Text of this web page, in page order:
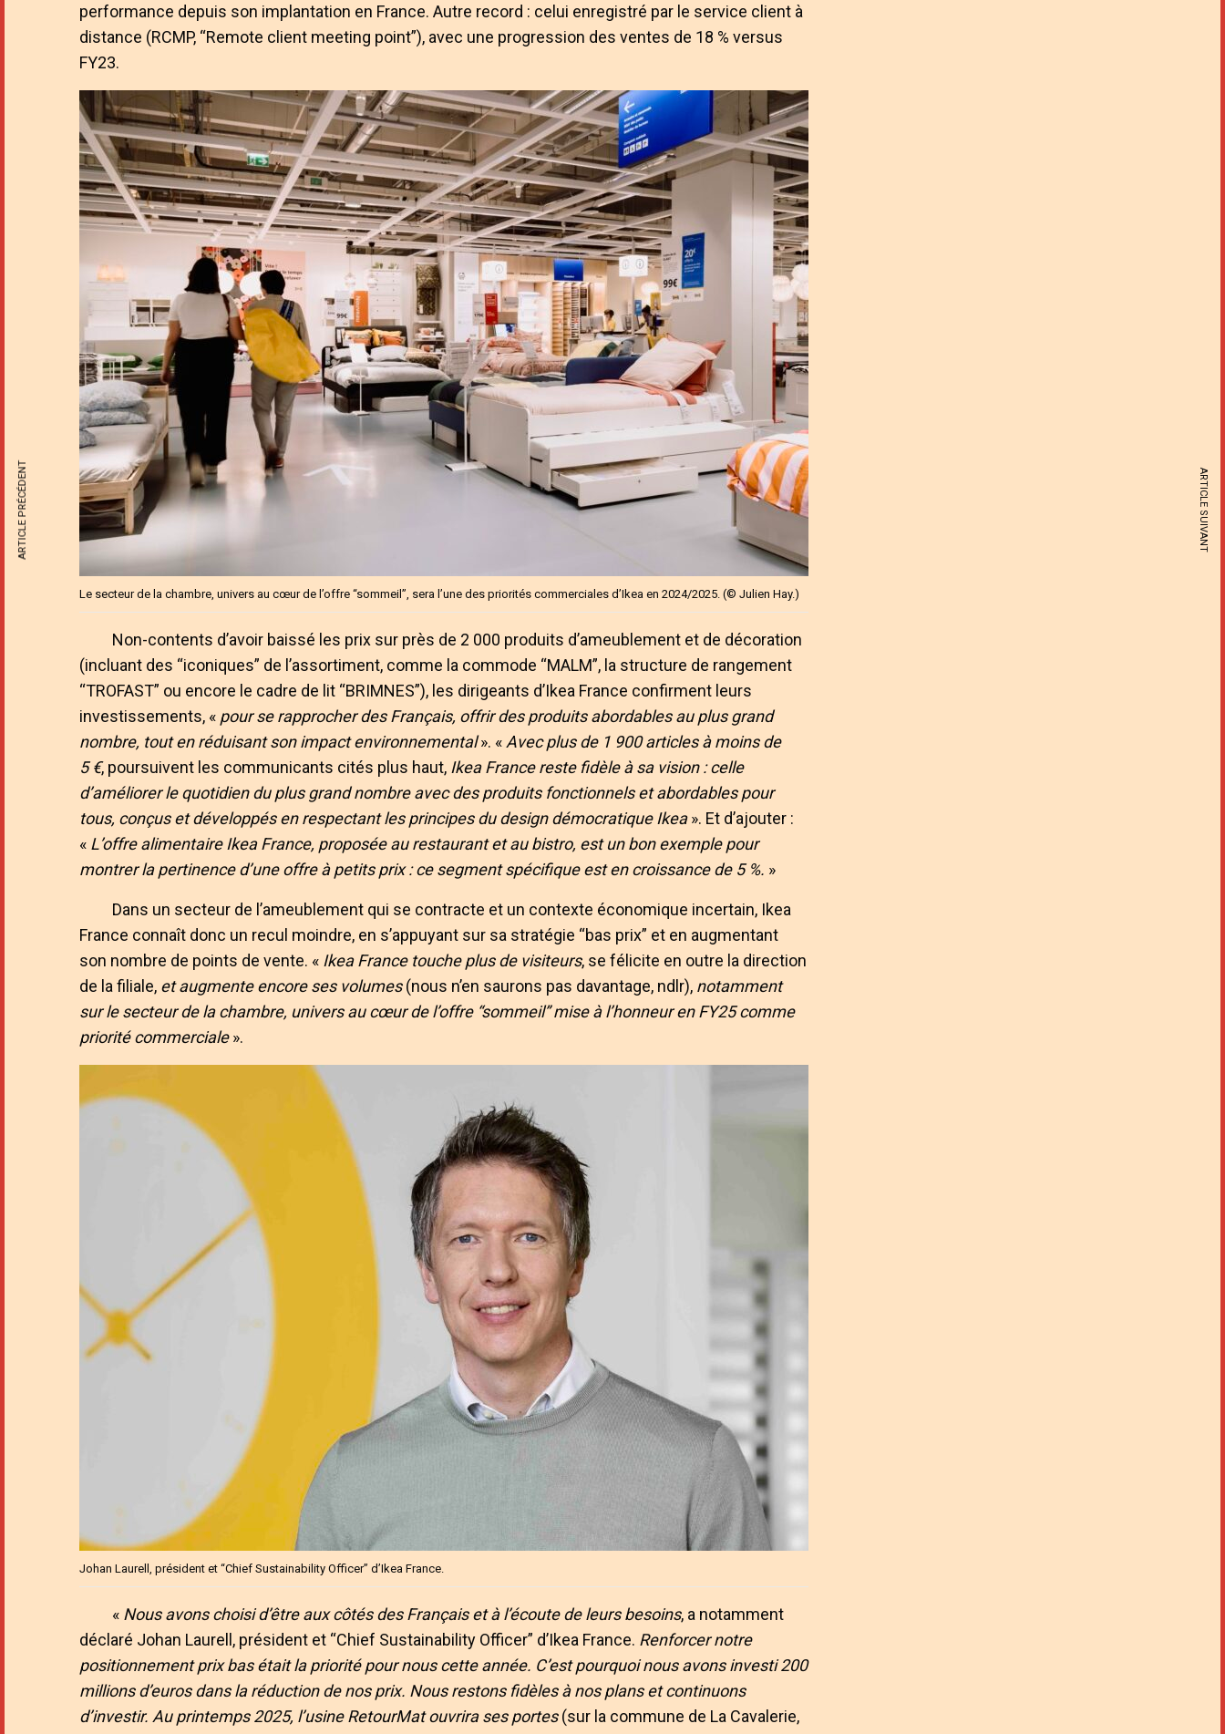
performance depuis son implantation en France. Autre record : celui enregistré par le service client à
distance (RCMP, “Remote client meeting point”), avec une progression des ventes de 18 % versus
FY23.
Le secteur de la chambre, univers au cœur de l’offre “sommeil”, sera l’une des priorités commerciales d’Ikea en 2024/2025. (© Julien Hay.)
Non-contents d’avoir baissé les prix sur près de 2 000 produits d’ameublement et de décoration
(incluant des “iconiques” de l’assortiment, comme la commode “MALM”, la structure de rangement
“TROFAST” ou encore le cadre de lit “BRIMNES”), les dirigeants d’Ikea France confirment leurs
investissements, « pour se rapprocher des Français, offrir des produits abordables au plus grand
nombre, tout en réduisant son impact environnemental». « Avec plus de 1 900 articles à moins de
5 €, poursuivent les communicants cités plus haut, Ikea France reste fidèle à sa vision : celle
d’améliorer le quotidien du plus grand nombre avec des produits fonctionnels et abordables pour
tous, conçus et développés en respectant les principes du design démocratique Ikea». Et d’ajouter :
« L’offre alimentaire Ikea France, proposée au restaurant et au bistro, est un bon exemple pour
montrer la pertinence d’une offre à petits prix : ce segment spécifique est en croissance de 5 %. »
Dans un secteur de l’ameublement qui se contracte et un contexte économique incertain, Ikea
France connaît donc un recul moindre, en s’appuyant sur sa stratégie “bas prix” et en augmentant
son nombre de points de vente. « Ikea France touche plus de visiteurs, se félicite en outre la direction
de la filiale, et augmente encore ses volumes(nous n’en saurons pas davantage, ndlr), notamment
sur le secteur de la chambre, univers au cœur de l’offre “sommeil” mise à l’honneur en FY25 comme
priorité commerciale».
Johan Laurell, président et “Chief Sustainability Officer” d’Ikea France.
« Nous avons choisi d’être aux côtés des Français et à l’écoute de leurs besoins, a notamment
déclaré Johan Laurell, président et “Chief Sustainability Officer” d’Ikea France. Renforcer notre
positionnement prix bas était la priorité pour nous cette année. C’est pourquoi nous avons investi 200
millions d’euros dans la réduction de nos prix. Nous restons fidèles à nos plans et continuons
d’investir. Au printemps 2025, l’usine RetourMat ouvrira ses portes(sur la commune de La Cavalerie,
ARTICLE PRÉCÉDENT ARTICLE SUIVANT